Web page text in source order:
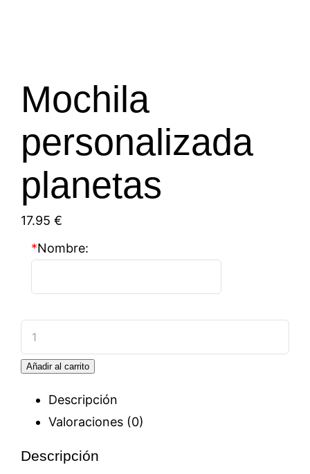
Mochila
personalizada
planetas
17.95 €
*Nombre:
Mochila
personalizada
planetas
cantidad
Añadir al carrito
Descripción
Valoraciones (0)
Descripción